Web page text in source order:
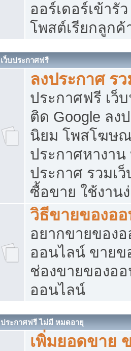
ออร์เดอร์เข้ารั
โพสต์เรียกลูกค้
เว็บประกาศฟรี
ลงประกาศ ร
ประกาศฟรี เว็
ติด Google ลง
นิยม โพสโฆษ
ประกาศหางาน
ประกาศ รวมเ
ซื้อขาย ใช้งาน
วิธีขายของอ
อยากขายของ
ออนไลน์ ขายข
ช่องขายของอ
ออนไลน์
ประกาศฟรี ไม่มี หมดอายุ
เพิ่มยอดขาย